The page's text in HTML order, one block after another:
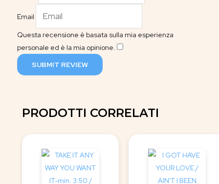
Email
Questa recensione è basata sulla mia esperienza
personale ed è la mia opinione.
SUBMIT REVIEW
PRODOTTI CORRELATI